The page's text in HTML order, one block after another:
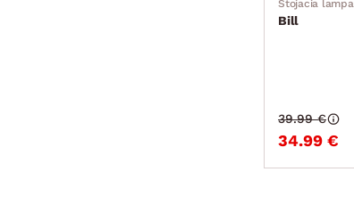
Stojacia lampa
Bill
34.99 €
39.99 €